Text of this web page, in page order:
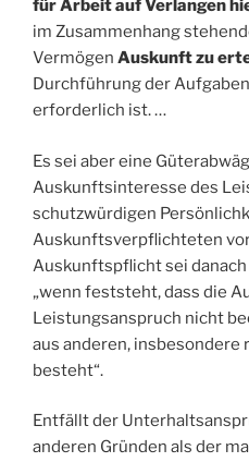
für Arbeit auf Verlangen
im Zusammenhang
Vermögen Auskunft zu
Durchführung der
erforderlich ist. …
Es sei aber eine
Auskunftsinteresse des
schutzwürdigen
Auskunftsverpflichteten
Auskunftspflicht sei danach
„wenn feststeht, dass die
Leistungsanspruch nicht
aus anderen,
besteht“.
Entfällt der
anderen Gründen als der